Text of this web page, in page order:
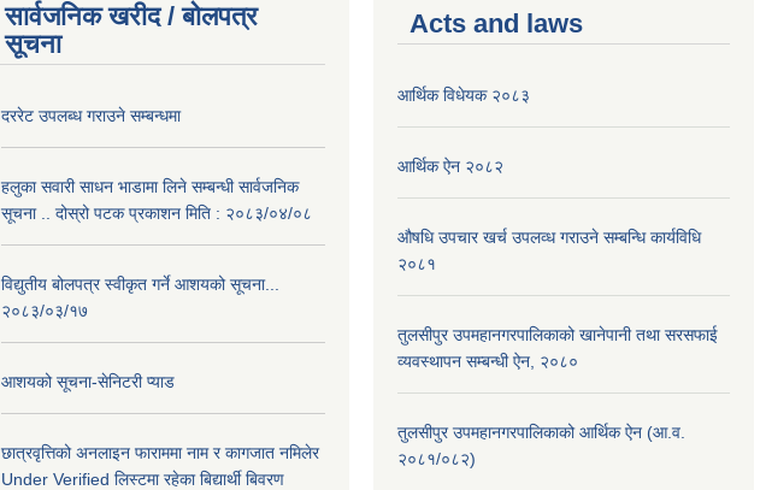
सार्वजनिक खरीद / बोलपत्र
सूचना
दररेट उपलब्ध गराउने सम्बन्धमा
हलुका सवारी साधन भाडामा लिने सम्बन्धी सार्वजनिक
सूचना .. दोस्रो पटक प्रकाशन मिति : २०८३/०४/०८
विद्युतीय बोलपत्र स्वीकृत गर्ने आशयको सूचना...
२०८३/०३/१७
आशयको सूचना-सेनिटरी प्याड
छात्रवृत्तिको अनलाइन फाराममा नाम र कागजात नमिलेर
Under Verified लिस्टमा रहेका बिद्यार्थी बिवरण
Acts and laws
आर्थिक विधेयक २०८३
आर्थिक ऐन २०८२
औषधि उपचार खर्च उपलव्ध गराउने सम्बन्धि कार्यविधि
२०८१
तुलसीपुर उपमहानगरपालिकाको खानेपानी तथा सरसफाई
व्यवस्थापन सम्बन्धी ऐन, २०८०
तुलसीपुर उपमहानगरपालिकाको आर्थिक ऐन (आ.व.
२०८१/०८२)